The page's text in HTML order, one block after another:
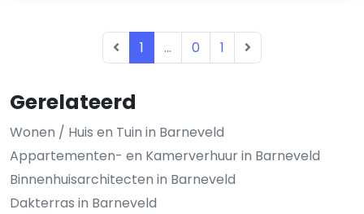
Gerelateerd
Wonen / Huis en Tuin in Barneveld
Appartementen- en Kamerverhuur in Barneveld
Binnenhuisarchitecten in Barneveld
Dakterras in Barneveld
1 ... 0 1